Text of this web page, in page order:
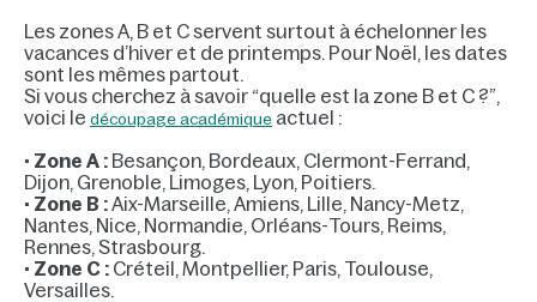
Les zones A, B et C servent surtout à échelonner les
vacances d’hiver et de printemps. Pour Noël, les dates
sont les mêmes partout.
Si vous cherchez à savoir “quelle est la zone B et C ?”,
voici le découpage académique actuel :
• Zone A : Besançon, Bordeaux, Clermont-Ferrand,
Dijon, Grenoble, Limoges, Lyon, Poitiers.
• Zone B :Aix-Marseille, Amiens, Lille, Nancy-Metz,
Nantes, Nice, Normandie, Orléans-Tours, Reims,
Rennes, Strasbourg.
• Zone C : Créteil, Montpellier, Paris, Toulouse,
Versailles.